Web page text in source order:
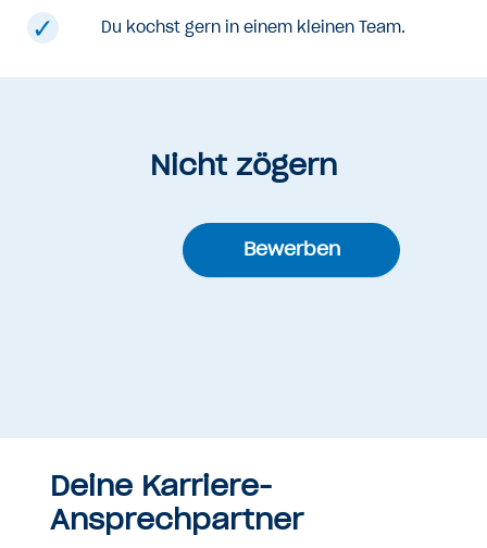
Du kochst gern in einem kleinen Team.
Nicht zögern
Bewerben
Deine Karriere-
Ansprechpartner